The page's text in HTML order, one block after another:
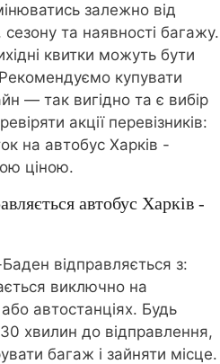
залежно від
та наявності багажу.
квитки можуть бути
купувати
— так вигідно та є вибір
акції перевізників:
на автобус Харків -
ціною.
автобус Харків -
відправляється з:
виключно на
автостанціях. Будь
хвилин до відправлення,
багаж і зайняти місце.